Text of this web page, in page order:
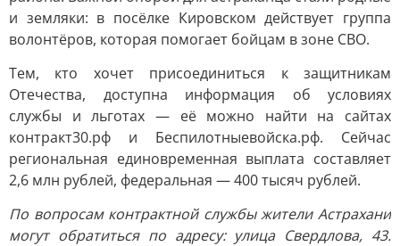
и земляки: в посёлке Кировском действует группа
волонтёров, которая помогает бойцам в зоне СВО.
Тем, кто хочет присоединиться к защитникам
Отечества, доступна информация об условиях
службы и льготах — её можно найти на сайтах
контракт30.рф и Беспилотныевойска.рф. Сейчас
региональная единовременная выплата составляет
2,6 млн рублей, федеральная — 400 тысяч рублей.
По вопросам контрактной службы жители Астрахани
могут обратиться по адресу: улица Свердлова, 43.